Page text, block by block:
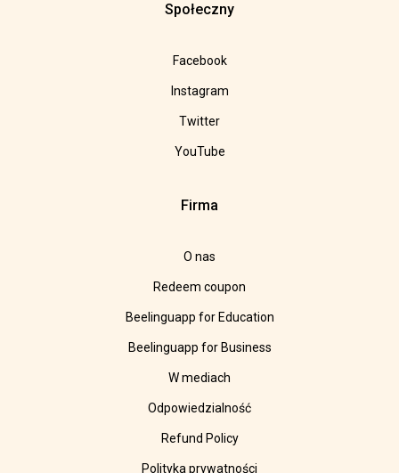
Społeczny
Facebook
Instagram
Twitter
YouTube
Firma
O nas
Redeem coupon
Beelinguapp for Education
Beelinguapp for Business
W mediach
Odpowiedzialność
Refund Policy
Polityka prywatności